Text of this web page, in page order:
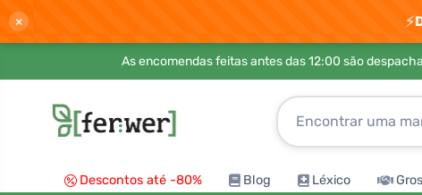
× ⚡
As encomendas feitas antes das 12:00 são
Descontos até -80% Blog Léxico